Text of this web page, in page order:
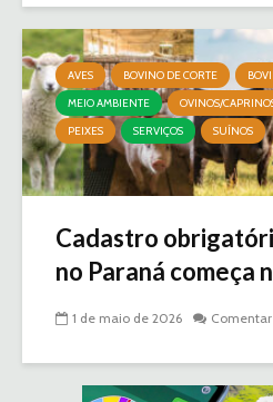
AVES BOVINO DE CORTE
MEIO AMBIENTE
OVINOS/
PEIXES
SERVIÇOS SUÍNOS
Cadastro
no Paraná começa
1 de maio de 2026 Comentar